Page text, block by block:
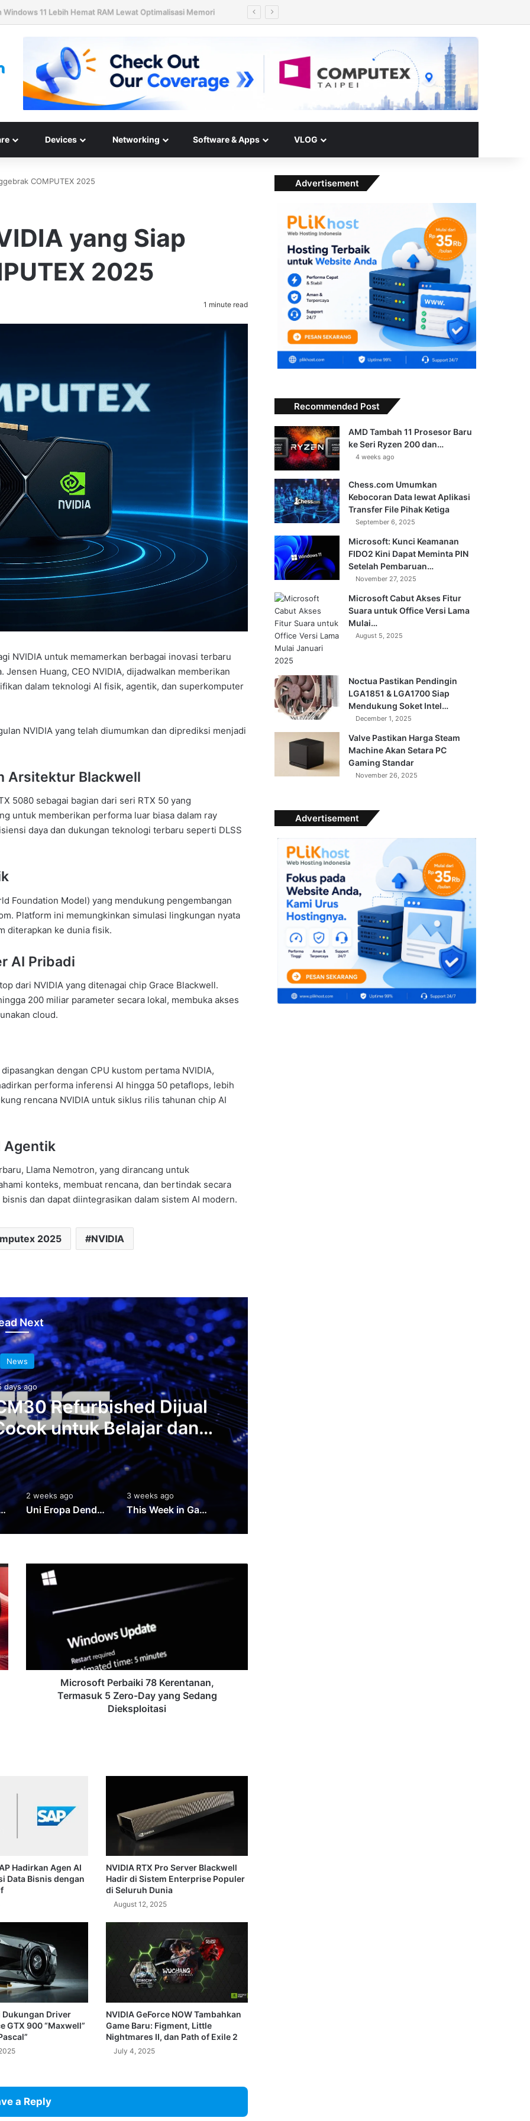
Hard Disk HAMR 50 TB Mulai Validasi Pelanggan pada 2027
Devices Networking Software & Apps VLOG
COMPUTEX 2025
yang Siap
2025
1 minute read
NVIDIA untuk memamerkan berbagai inovasi terbaru
Huang, CEO NVIDIA, dijadwalkan memberikan
dalam teknologi AI fisik, agentik, dan superkomputer
NVIDIA yang telah diumumkan dan diprediksi menjadi
Arsitektur Blackwell
5080 sebagai bagian dari seri RTX 50 yang
untuk memberikan performa luar biasa dalam ray
daya dan dukungan teknologi terbaru seperti DLSS
Foundation Model) yang mendukung pengembangan
Platform ini memungkinkan simulasi lingkungan nyata
diterapkan ke dunia fisik.
AI Pribadi
dari NVIDIA yang ditenagai chip Grace Blackwell.
200 miliar parameter secara lokal, membuka akses
cloud.
dengan CPU kustom pertama NVIDIA,
performa inferensi AI hingga 50 petaflops, lebih
rencana NVIDIA untuk siklus rilis tahunan chip AI
Agentik
Llama Nemotron, yang dirancang untuk
konteks, membuat rencana, dan bertindak secara
dan dapat diintegrasikan dalam sistem AI modern.
2025 NVIDIA
Next
News
days ago
Refurbished Dijual
untuk Belajar dan
Ringan
SharePoint, OneDrive, dan Layanan Lain
2 weeks ago
Uni Eropa Denda Google Rp16 Triliun Terkait Search dan Play Store
3 weeks ago
This Week in Gaming Week 30: Dinoblade, ZeroSpace, dan Rilisan Game Pekan Ini
Microsoft
Perbaiki
yang
Dieksploitasi
Microsoft Perbaiki 78 Kerentanan,
Termasuk 5 Zero-Day yang Sedang
Dieksploitasi
Hadirkan Agen AI
Data Bisnis dengan
NVIDIA RTX Pro Server Blackwell
Hadir di Sistem Enterprise Populer
di Seluruh Dunia
August 12, 2025
Dukungan Driver
GTX 900 “Maxwell”
NVIDIA GeForce NOW Tambahkan
Game Baru: Figment, Little
Nightmares II, dan Path of Exile 2
July 4, 2025
a Reply
Advertisement
Recommended Post
AMD Tambah 11 Prosesor Baru
ke Seri Ryzen 200 dan…
4 weeks ago
Chess.com Umumkan
Kebocoran Data lewat Aplikasi
Transfer File Pihak Ketiga
September 6, 2025
Microsoft: Kunci Keamanan
FIDO2 Kini Dapat Meminta PIN
Setelah Pembaruan…
November 27, 2025
Microsoft Cabut Akses Fitur
Suara untuk Office Versi Lama
Mulai…
August 5, 2025
Noctua Pastikan Pendingin
LGA1851 & LGA1700 Siap
Mendukung Soket Intel…
December 1, 2025
Valve Pastikan Harga Steam
Machine Akan Setara PC
Gaming Standar
November 26, 2025
Advertisement